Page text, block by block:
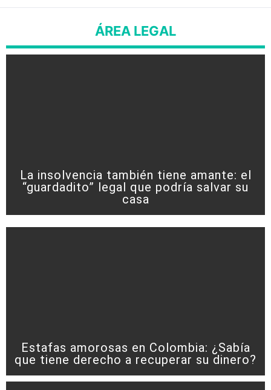
ÁREA LEGAL
La insolvencia también tiene amante: el
“guardadito” legal que podría salvar su
casa
Estafas amorosas en Colombia: ¿Sabía
que tiene derecho a recuperar su dinero?